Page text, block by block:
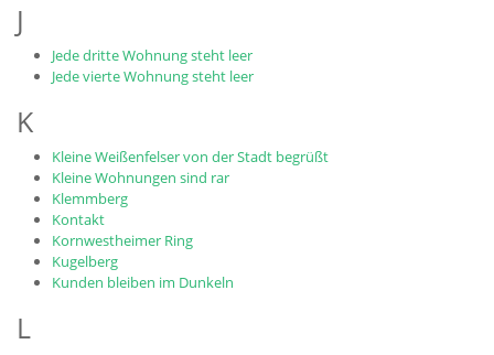
J
Jede dritte Wohnung steht leer
Jede vierte Wohnung steht leer
K
Kleine Weißenfelser von der Stadt begrüßt
Kleine Wohnungen sind rar
Klemmberg
Kontakt
Kornwestheimer Ring
Kugelberg
Kunden bleiben im Dunkeln
L